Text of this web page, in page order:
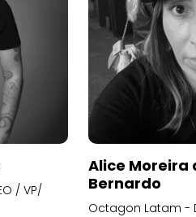
/ VP/
Alice
Bernardo
Octagon Latam -